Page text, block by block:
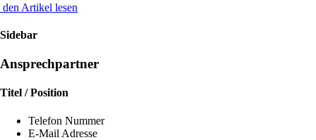
den Artikel lesen
Sidebar
Ansprechpartner
Titel / Position
Telefon Nummer
E-Mail Adresse